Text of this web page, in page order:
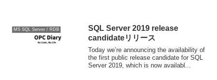
MS SQL Server / RDB
SQL Server 2019 release
candidateリリース
Today we’re announcing the availability of
the first public release candidate for SQL
Server 2019, which is now availabl...